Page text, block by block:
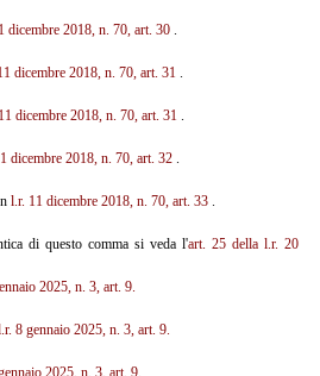
dicembre 2018, n. 70, art. 30.
dicembre 2018, n. 70, art. 31.
dicembre 2018, n. 70, art. 31.
dicembre 2018, n. 70, art. 32.
l.r. 11 dicembre 2018, n. 70, art. 33.
di questo comma si veda l'art. 25 della l.r. 20
2025, n. 3, art. 9.
8 gennaio 2025, n. 3, art. 9.
2025, n. 3, art. 9.